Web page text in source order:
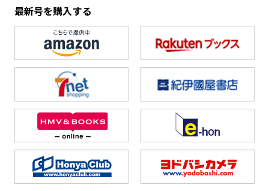
最新号を購入する